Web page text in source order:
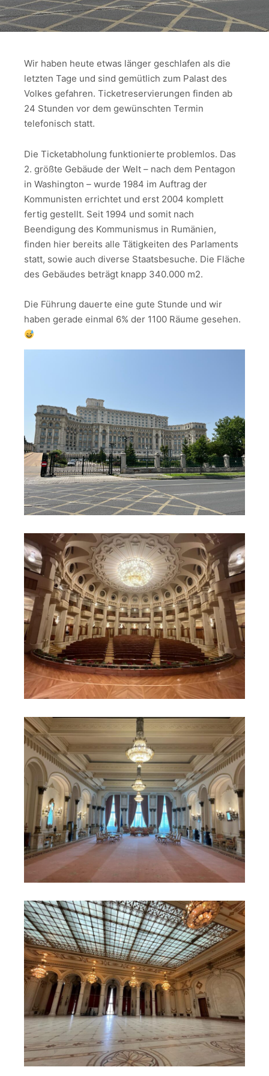
Wir haben heute etwas länger geschlafen als die
letzten Tage und sind gemütlich zum Palast des
Volkes gefahren. Ticketreservierungen finden ab
24 Stunden vor dem gewünschten Termin
telefonisch statt.
Die Ticketabholung funktionierte problemlos. Das
2. größte Gebäude der Welt – nach dem Pentagon
in Washington – wurde 1984 im Auftrag der
Kommunisten errichtet und erst 2004 komplett
fertig gestellt. Seit 1994 und somit nach
Beendigung des Kommunismus in Rumänien,
finden hier bereits alle Tätigkeiten des Parlaments
statt, sowie auch diverse Staatsbesuche. Die Fläche
des Gebäudes beträgt knapp 340.000 m2.
Die Führung dauerte eine gute Stunde und wir
haben gerade einmal 6% der 1100 Räume gesehen.